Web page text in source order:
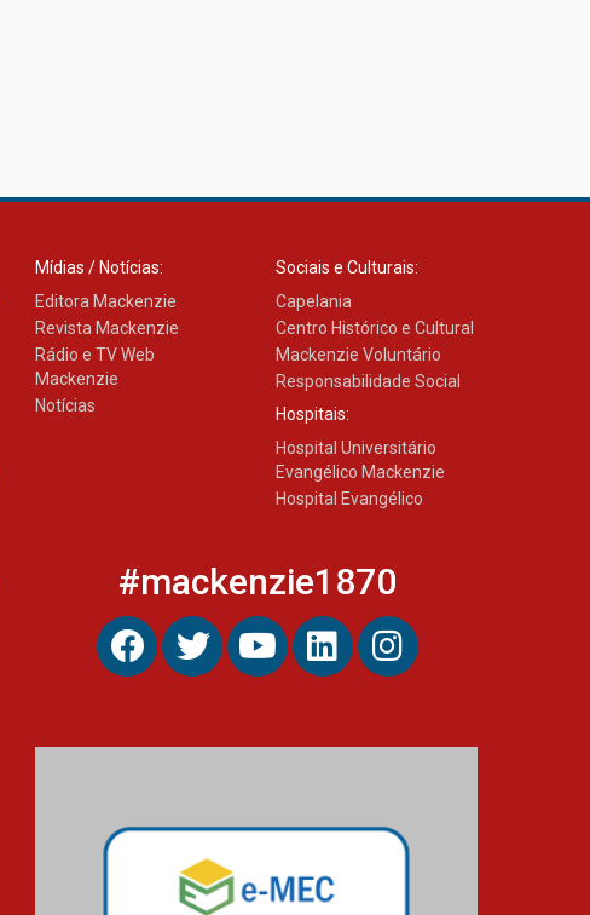
Mídias / Notícias:
Editora Mackenzie
Revista Mackenzie
Rádio e TV Web
Mackenzie
Notícias
Sociais e Culturais:
Capelania
Centro Histórico e Cultural
Mackenzie Voluntário
Responsabilidade Social
Hospitais:
Hospital Universitário
Evangélico Mackenzie
Hospital Evangélico
#mackenzie1870